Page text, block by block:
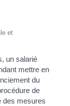
et
un salarié
mettre en
du
de
des mesures